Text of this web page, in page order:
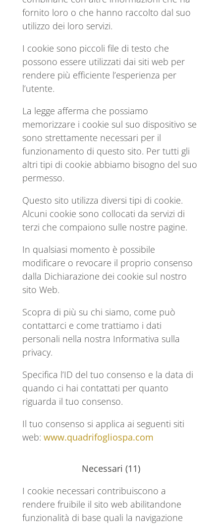
fornito loro o che hanno raccolto dal suo
utilizzo dei loro servizi.
I cookie sono piccoli file di testo che
possono essere utilizzati dai siti web per
rendere più efficiente l’esperienza per
l’utente.
La legge afferma che possiamo
memorizzare i cookie sul suo dispositivo se
sono strettamente necessari per il
funzionamento di questo sito. Per tutti gli
altri tipi di cookie abbiamo bisogno del suo
permesso.
Questo sito utilizza diversi tipi di cookie.
Alcuni cookie sono collocati da servizi di
terzi che compaiono sulle nostre pagine.
In qualsiasi momento è possibile
modificare o revocare il proprio consenso
dalla Dichiarazione dei cookie sul nostro
sito Web.
Scopra di più su chi siamo, come può
contattarci e come trattiamo i dati
personali nella nostra Informativa sulla
privacy.
Specifica l’ID del tuo consenso e la data di
quando ci hai contattati per quanto
riguarda il tuo consenso.
Il tuo consenso si applica ai seguenti siti
web: www.quadrifogliospa.com
Necessari (11)
I cookie necessari contribuiscono a
rendere fruibile il sito web abilitandone
funzionalità di base quali la navigazione